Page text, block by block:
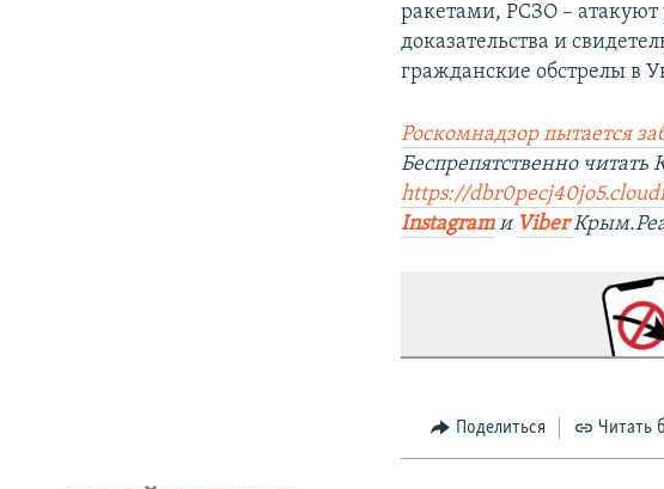
ракетами, РСЗО –
доказательства и
гражданские обстрелы в
Роскомнадзор пытается
Беспрепятственно
https://
Instagram и Viber
Поделиться Читать